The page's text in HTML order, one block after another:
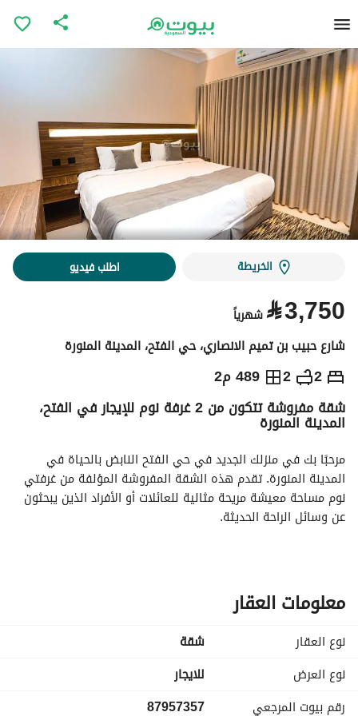
الخريطة اطلب فيديو
⃁3,750 شهرياً
شارع حبيب بن تميم الانصاري، حي الفتح، المدينة المنورة
2
2 489 م2 ⃁
3,750شهرياً
الإعلان الاماكن القريبةشقة مفروشة تتكون من 2 غرفة نوم للإيجار في الفتح،
المدينة المنورة
عن وسائل الراحة الحديثة.
- **غرف النوم**: 2
- **الحمامات**: 2
- **مفروشة**: نعم
المرافق:
انقطاع الكهرباء.
معلومات العقار
نوع العقار
شقة
نوع العرض
للايجار
رقم بيوت المرجعي
87957357